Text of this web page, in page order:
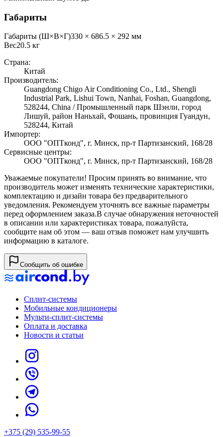
Габариты
Габариты (Ш×В×Г)330 × 686.5 × 292 мм
Вес20.5 кг
Страна:
Китай
Производитель:
Guangdong Chigo Air Conditioning Co., Ltd., Shengli
Industrial Park, Lishui Town, Nanhai, Foshan, Guangdong,
528244, China / Промышленный парк Шэнли, город
Лишуй, район Наньхай, Фошань, провинция Гуандун,
528244, Китай
Импортер:
ООО "ОПТконд", г. Минск, пр-т Партизанский, 168/28
Сервисные центры:
ООО "ОПТконд", г. Минск, пр-т Партизанский, 168/28
Уважаемые покупатели! Просим принять во внимание, что
производитель может изменять технические характеристики,
комплектацию и дизайн товара без предварительного
уведомления. Рекомендуем уточнять все важные параметры
перед оформлением заказа.В случае обнаружения неточностей
в описании или характеристиках товара, пожалуйста,
сообщите нам об этом — ваш отзыв поможет нам улучшить
информацию в каталоге.
Сообщить об ошибке
Сплит-системы
Мобильные кондиционеры
Мульти-сплит-системы
Оплата и доставка
Новости и статьи
+375 (29) 535-99-55